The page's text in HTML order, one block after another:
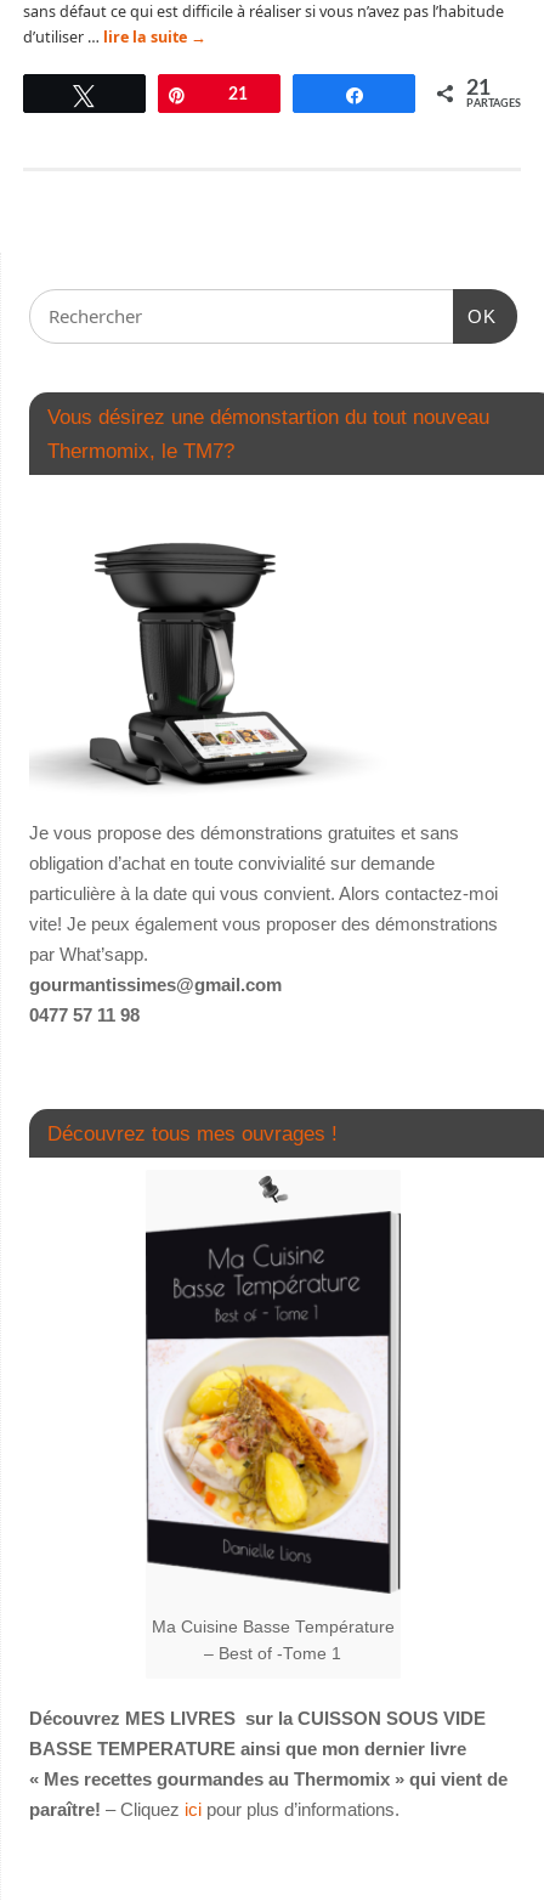
sans défaut ce qui est difficile à réaliser si vous n’avez pas l’habitude
d’utiliser … lire la suite →
Tweetez Épingle
21 Partagez 21
PARTAGES
OK
Vous désirez une démonstartion du tout nouveau
Thermomix, le TM7?
Je vous propose des démonstrations gratuites et sans
obligation d’achat en toute convivialité sur demande
particulière à la date qui vous convient. Alors contactez-moi
vite! Je peux également vous proposer des démonstrations
par What’sapp.
gourmantissimes@gmail.com
0477 57 11 98
Découvrez tous mes ouvrages !
Ma Cuisine Basse Température
– Best of -Tome 1
Découvrez MES LIVRES sur la CUISSON SOUS VIDE
BASSE TEMPERATURE ainsi que mon dernier livre
« Mes recettes gourmandes au Thermomix » qui vient de
paraître! – Cliquez icipour plus d’informations.